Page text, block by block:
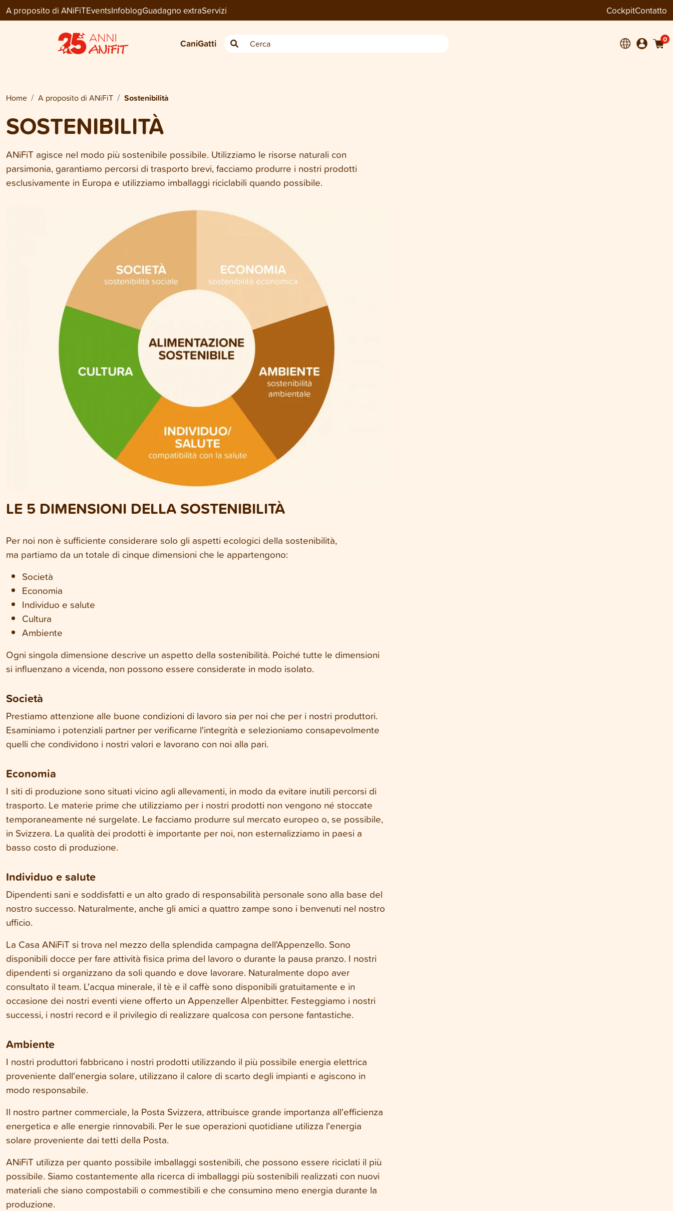
A proposito di ANiFiTEventsInfoblogGuadagno extraServizi CockpitContatto
CaniGatti 0
Home A proposito di ANiFiT Sostenibilità
SOSTENIBILITÀ
ANiFiT agisce nel modo più sostenibile possibile. Utilizziamo le risorse naturali con
parsimonia, garantiamo percorsi di trasporto brevi, facciamo produrre i nostri prodotti
esclusivamente in Europa e utilizziamo imballaggi riciclabili quando possibile.
LE 5 DIMENSIONI DELLA SOSTENIBILITÀ
Per noi non è sufficiente considerare solo gli aspetti ecologici della sostenibilità,
ma partiamo da un totale di cinque dimensioni che le appartengono:
Società
Economia
Individuo e salute
Cultura
Ambiente
Ogni singola dimensione descrive un aspetto della sostenibilità. Poiché tutte le dimensioni
si influenzano a vicenda, non possono essere considerate in modo isolato.
Società
Prestiamo attenzione alle buone condizioni di lavoro sia per noi che per i nostri produttori.
Esaminiamo i potenziali partner per verificarne l'integrità e selezioniamo consapevolmente
quelli che condividono i nostri valori e lavorano con noi alla pari.
Economia
I siti di produzione sono situati vicino agli allevamenti, in modo da evitare inutili percorsi di
trasporto. Le materie prime che utilizziamo per i nostri prodotti non vengono né stoccate
temporaneamente né surgelate. Le facciamo produrre sul mercato europeo o, se possibile,
in Svizzera. La qualità dei prodotti è importante per noi, non esternalizziamo in paesi a
basso costo di produzione.
Individuo e salute
Dipendenti sani e soddisfatti e un alto grado di responsabilità personale sono alla base del
nostro successo. Naturalmente, anche gli amici a quattro zampe sono i benvenuti nel nostro
ufficio.
La Casa ANiFiT si trova nel mezzo della splendida campagna dell'Appenzello. Sono
disponibili docce per fare attività fisica prima del lavoro o durante la pausa pranzo. I nostri
dipendenti si organizzano da soli quando e dove lavorare. Naturalmente dopo aver
consultato il team. L'acqua minerale, il tè e il caffè sono disponibili gratuitamente e in
occasione dei nostri eventi viene offerto un Appenzeller Alpenbitter. Festeggiamo i nostri
successi, i nostri record e il privilegio di realizzare qualcosa con persone fantastiche.
Ambiente
I nostri produttori fabbricano i nostri prodotti utilizzando il più possibile energia elettrica
proveniente dall'energia solare, utilizzano il calore di scarto degli impianti e agiscono in
modo responsabile.
Il nostro partner commerciale, la Posta Svizzera, attribuisce grande importanza all'efficienza
energetica e alle energie rinnovabili. Per le sue operazioni quotidiane utilizza l'energia
solare proveniente dai tetti della Posta.
ANiFiT utilizza per quanto possibile imballaggi sostenibili, che possono essere riciclati il più
possibile. Siamo costantemente alla ricerca di imballaggi più sostenibili realizzati con nuovi
materiali che siano compostabili o commestibili e che consumino meno energia durante la
produzione.